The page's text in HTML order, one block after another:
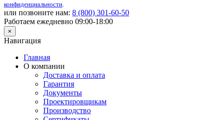
конфиденциальности.
или позвоните нам: 8 (800) 301-60-50
Работаем ежедневно 09:00-18:00
×
Навигация
Главная
О компании
Доставка и оплата
Гарантия
Документы
Проектировщикам
Производство